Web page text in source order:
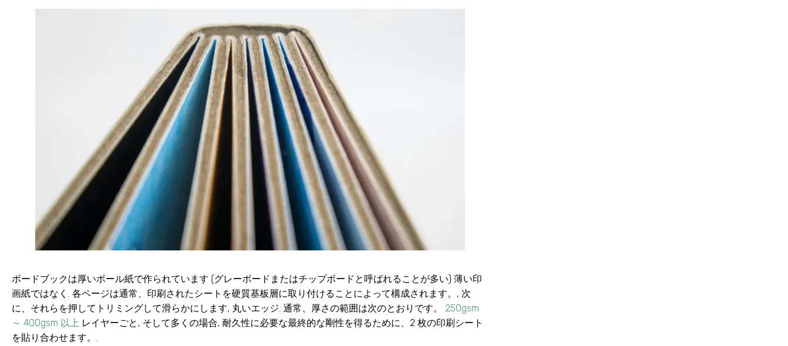
ボードブックは厚いボール紙で作られています (グレーボードまたはチップボードと呼ばれることが多い) 薄い印
画紙ではなく. 各ページは通常、印刷されたシートを硬質基板層に取り付けることによって構成されます。, 次
に、それらを押してトリミングして滑らかにします, 丸いエッジ. 通常、厚さの範囲は次のとおりです。 250gsm
～ 400gsm 以上 レイヤーごと, そして多くの場合, 耐久性に必要な最終的な剛性を得るために、2 枚の印刷シート
を貼り合わせます。.